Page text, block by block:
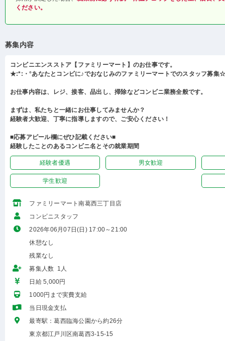
ください。
募集内容
コンビニエンスストア【ファミリーマート】のお仕事です。
★:*:・°あなたとコンビに♪でおなじみのファミリーマートでのスタッフ募集
お仕事内容は、レジ、接客、品出し、掃除などコンビニ業務全般です。
まずは、私たちと一緒にお仕事してみませんか？
経験者大歓迎、丁寧に指導しますので、ご安心ください！
■応募アピール欄にぜひ記載ください■
経験したことのあるコンビニ名とその就業期間
経験者優遇 男女歓迎
学生歓迎
ファミリーマート南葛西三丁目店
コンビニスタッフ
2026年06月07日(日) 17:00～21:00
休憩なし
残業なし
募集人数 1人
日給 5,000円
1000円まで実費支給
当日現金支払
最寄駅：葛西臨海公園から約26分
東京都江戸川区南葛西3-15-15